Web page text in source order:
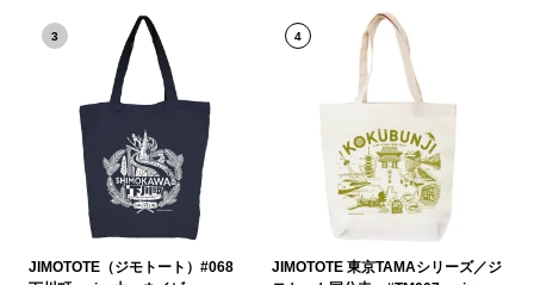
3
JIMOTOTE（ジモトート）#068
4
JIMOTOTE 東京TAMAシリーズ／ジ